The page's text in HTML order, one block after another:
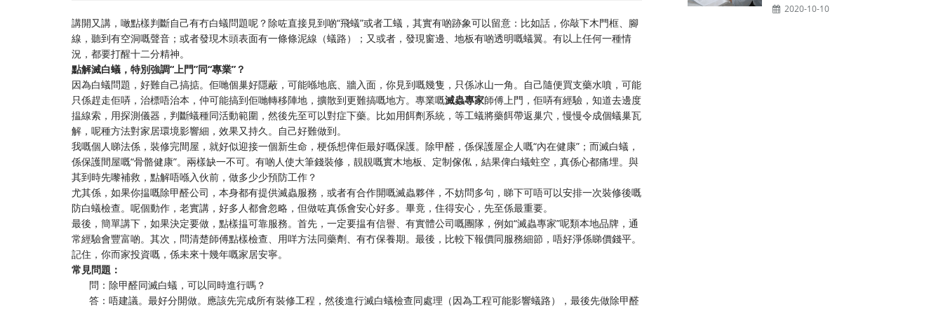
講開又講，噉點樣判斷自己有冇白蟻問題呢？除咗直接見到啲“飛蟻”或者工蟻，其實有啲跡象可以留意：比如話，你敲下木門框、腳
線，聽到有空洞嘅聲音；或者發現木頭表面有一條條泥線（蟻路）；又或者，發現窗邊、地板有啲透明嘅蟻翼。有以上任何一種情
況，都要打醒十二分精神。
點解滅白蟻，特別強調“上門”同“專業”？
因為白蟻問題，好難自己搞掂。佢哋個巢好隱蔽，可能喺地底、牆入面，你見到嘅幾隻，只係冰山一角。自己隨便買支藥水噴，可能
只係趕走佢哢，治標唔治本，仲可能搞到佢哋轉移陣地，擴散到更難搞嘅地方。專業嘅滅蟲專家師傅上門，佢哢有經驗，知道去邊度
揾線索，用探測儀器，判斷蟻種同活動範圍，然後先至可以對症下藥。比如用餌劑系統，等工蟻將藥餌帶返巢穴，慢慢令成個蟻巢瓦
解，呢種方法對家居環境影響細，效果又持久。自己好難做到。
我嘅個人睇法係，裝修完間屋，就好似迎接一個新生命，梗係想俾佢最好嘅保護。除甲醛，係保護屋企人嘅“內在健康”；而滅白蟻，
係保護間屋嘅“骨骼健康”。兩樣缺一不可。有啲人使大筆錢裝修，靚靚嘅實木地板、定制傢俬，結果俾白蟻蛀空，真係心都痛埋。與
其到時先嚟補救，點解唔喺入伙前，做多少少預防工作？
尤其係，如果你揾嘅除甲醛公司，本身都有提供滅蟲服務，或者有合作開嘅滅蟲夥伴，不妨問多句，睇下可唔可以安排一次裝修後嘅
防白蟻檢查。呢個動作，老實講，好多人都會忽略，但做咗真係會安心好多。畢竟，住得安心，先至係最重要。
最後，簡單講下，如果決定要做，點樣揾可靠服務。首先，一定要揾有信譽、有實體公司嘅團隊，例如“滅蟲專家”呢類本地品牌，通
常經驗會豐富啲。其次，問清楚師傅點樣檢查、用咩方法同藥劑、有冇保養期。最後，比較下報價同服務細節，唔好淨係睇價錢平。
記住，你而家投資嘅，係未來十幾年嘅家居安寧。
常見問題：
問：除甲醛同滅白蟻，可以同時進行嗎？
答：唔建議。最好分開做。應該先完成所有裝修工程，然後進行滅白蟻檢查同處理（因為工程可能影響蟻路），最後先做除甲醛
2020-10-10